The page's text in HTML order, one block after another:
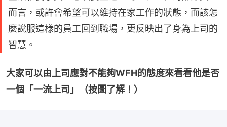
而言，或許會希望可以維持在家工作的狀態，而該怎
麼說服這樣的員工回到職場，更反映出了身為上司的
智慧。
大家可以由上司應對不能夠WFH的態度來看看他是否
一個「一流上司」（按圖了解！）